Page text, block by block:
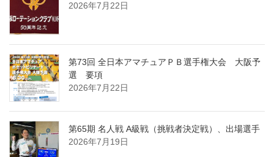
2026年7月22日
第73回 全日本アマチュアＰＢ選手権大会 大阪予
選 要項
2026年7月22日
第65期 名人戦 A級戦（挑戦者決定戦）、出場選手
2026年7月19日